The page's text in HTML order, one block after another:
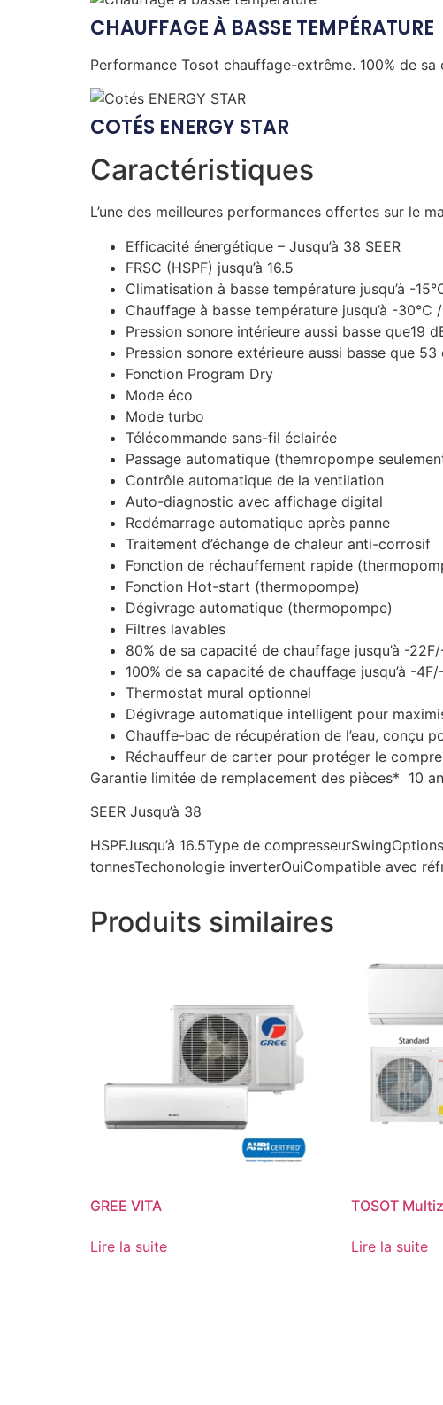
CHAUFFAGE À BASSE TEMPÉRATURE
Performance Tosot chauffage-extrême. 100% de sa
COTÉS ENERGY STAR
Caractéristiques
L’une des meilleures performances offertes sur le
Efficacité énergétique – Jusqu’à 38 SEER
FRSC (HSPF) jusqu’à 16.5
Climatisation à basse température jusqu’à -
Chauffage à basse température jusqu’à -30°C
Pression sonore intérieure aussi basse que19
Pression sonore extérieure aussi basse que 53
Fonction Program Dry
Mode éco
Mode turbo
Télécommande sans-fil éclairée
Passage automatique (themropompe
Contrôle automatique de la ventilation
Auto-diagnostic avec affichage digital
Redémarrage automatique après panne
Traitement d’échange de chaleur anti-corrosif
Fonction de réchauffement rapide
Fonction Hot-start (thermopompe)
Dégivrage automatique (thermopompe)
Filtres lavables
80% de sa capacité de chauffage jusqu’à -
100% de sa capacité de chauffage jusqu’à -
Thermostat mural optionnel
Dégivrage automatique intelligent pour
Chauffe-bac de récupération de l’eau, conçu
Réchauffeur de carter pour protéger le
Garantie limitée de remplacement des pièces* 10
SEER Jusqu’à 38
HSPFJusqu’à 16.5Type de
tonnesTechonologie inverterOuiCompatible avec
Produits similaires
GREE VITA
Lire la suite
TOSOT
Lire la suite